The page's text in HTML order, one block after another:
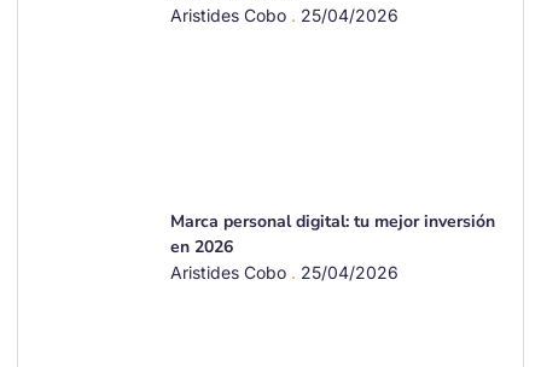
Aristides Cobo 25/04/2026
Marca personal digital: tu mejor inversión
en 2026
Aristides Cobo 25/04/2026